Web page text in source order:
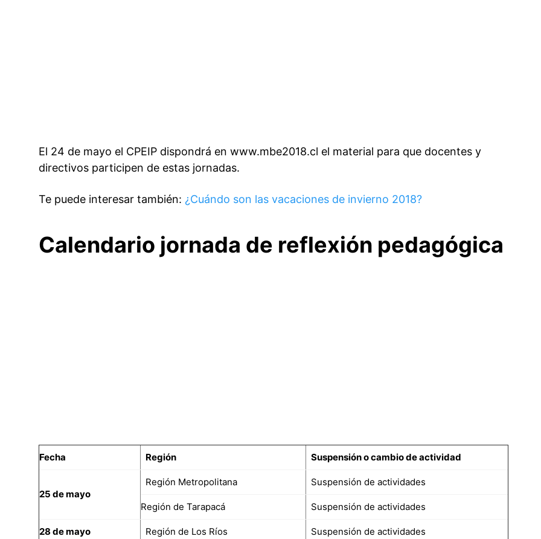
El 24 de mayo el CPEIP dispondrá en www.mbe2018.cl el material para que docentes y
directivos participen de estas jornadas.
Te puede interesar también: ¿Cuándo son las vacaciones de invierno 2018?
Calendario jornada de reflexión pedagógica
Fecha Región Suspensión o cambio de actividad
25 de mayo
Región Metropolitana Suspensión de actividades
Región de Tarapacá Suspensión de actividades
28 de mayo Región de Los Ríos Suspensión de actividades